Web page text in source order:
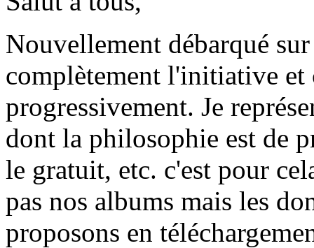
Nouvellement débarqué
complètement l'initiative
progressivement. Je
dont la philosophie est de
le gratuit, etc. c'est pour
pas nos albums mais les
proposons en